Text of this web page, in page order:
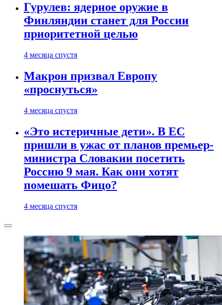
Гурулев: ядерное оружие в
Финляндии станет для России
приоритетной целью
4 месяца спустя
Макрон призвал Европу
«проснуться»
4 месяца спустя
«Это истеричные дети». В ЕС
пришли в ужас от планов премьер-
министра Словакии посетить
Россию 9 мая. Как они хотят
помешать Фицо?
4 месяца спустя